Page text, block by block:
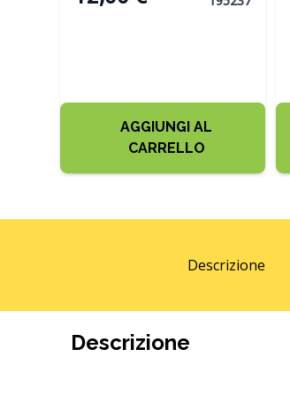
AGGIUNGI AL
CARRELLO
Descrizione
Descrizione